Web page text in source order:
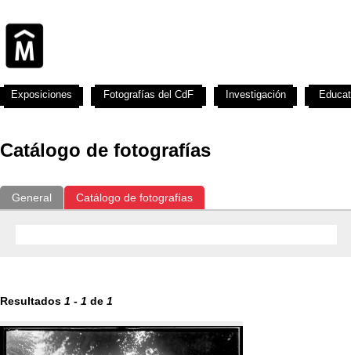
Catálogo de fotografías
General Catálogo de fotografías
Resultados 1 - 1 de 1
Exposiciones Fotografías del CdF Investigación